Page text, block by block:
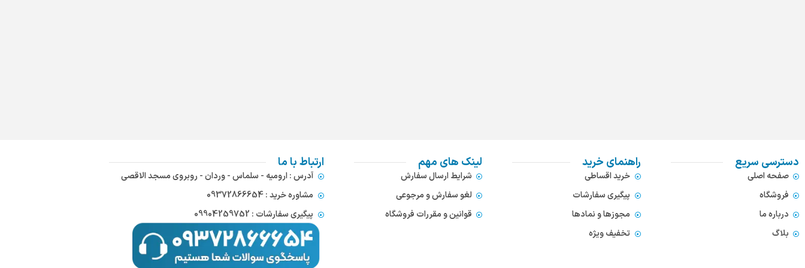
دسترسی سریع
صفحه اصلی
فروشگاه
درباره ما
بلاگ
راهنمای خرید
خرید اقساطی
پیگیری سفارشات
مجوزها و نمادها
تخفیف ویژه
لینک های مهم
شرایط ارسال سفارش
لغو سفارش و مرجوعی
قوانین و مقررات فروشگاه
ارتباط با ما
آدرس : ارومیه - سلماس - وردان - روبروی مسجد الاقصی
مشاوره خرید : 09372866654
پیگیری سفارشات : 09904259752